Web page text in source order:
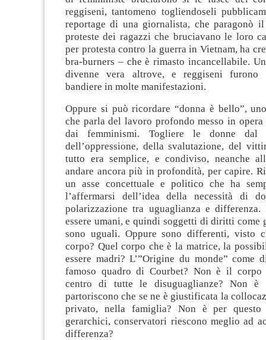
reggiseni, tantomeno togliendoseli
reportage di una giornalista, che paragonò
proteste dei ragazzi che bruciavano le loro
per protesta contro la guerra in Vietnam, ha
bra-burners – che è rimasto incancellabile.
divenne vera altrove, e reggiseni furono
bandiere in molte manifestazioni.
Oppure si può ricordare “donna è bello”,
che parla del lavoro profondo messo in
dai femminismi. Togliere le donne dal
dell’oppressione, della svalutazione, del
tutto era semplice, e condiviso, neanche
andare ancora più in profondità, per capire.
un asse concettuale e politico che ha
l’affermarsi dell’idea della necessità di
polarizzazione tra uguaglianza e differenza.
essere umani, e quindi soggetti di diritti come
sono uguali. Oppure sono differenti, visto
corpo? Quel corpo che è la matrice, la
essere madri? L’”Origine du monde”
famoso quadro di Courbet? Non è il
centro di tutte le disuguaglianze? Non è
partoriscono che se ne è giustificata la
privato, nella famiglia? Non è per
gerarchici, conservatori riescono meglio ad
differenza?